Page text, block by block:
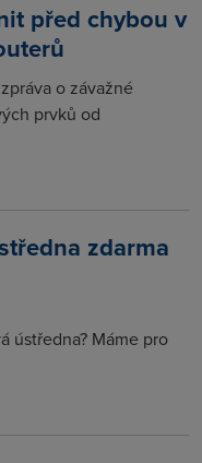
před chybou v
o závažné
prvků od
zdarma
ústředna? Máme pro